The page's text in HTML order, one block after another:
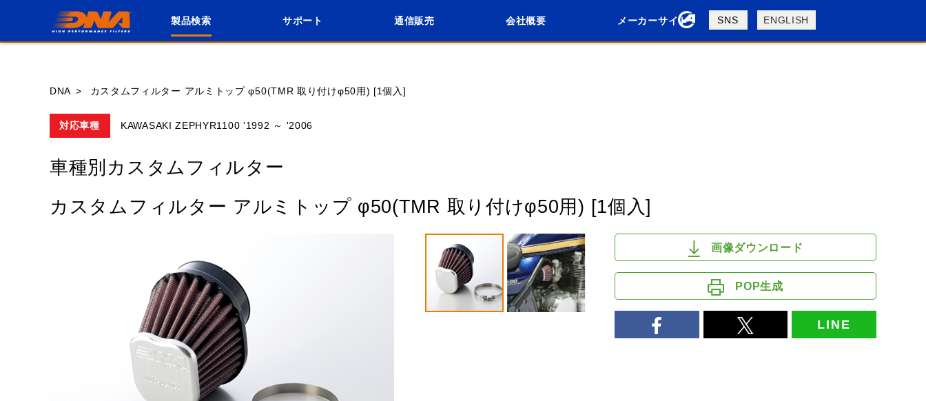
製品検索 サポート 通信販売 会社概要
会社概要
採用情報
メーカーサイト SNS ENGLISH
DNA カスタムフィルター アルミトップ φ50(TMR 取り付けφ50用) [1個入]
対応車種 KAWASAKI ZEPHYR1100 '1992 ～ '2006
車種別カスタムフィルター
カスタムフィルター アルミトップ φ50(TMR 取り付けφ50用) [1個入]
画像ダウンロード
POP生成
LINE